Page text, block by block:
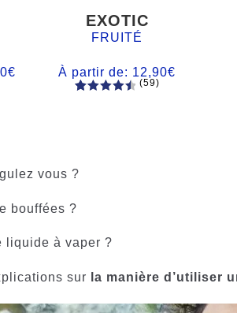
€
EXOTIC
FRUITÉ
À partir de: 12,90€
(59)
vous ?
bouffées ?
liquide à vaper ?
sur la manière d’utiliser